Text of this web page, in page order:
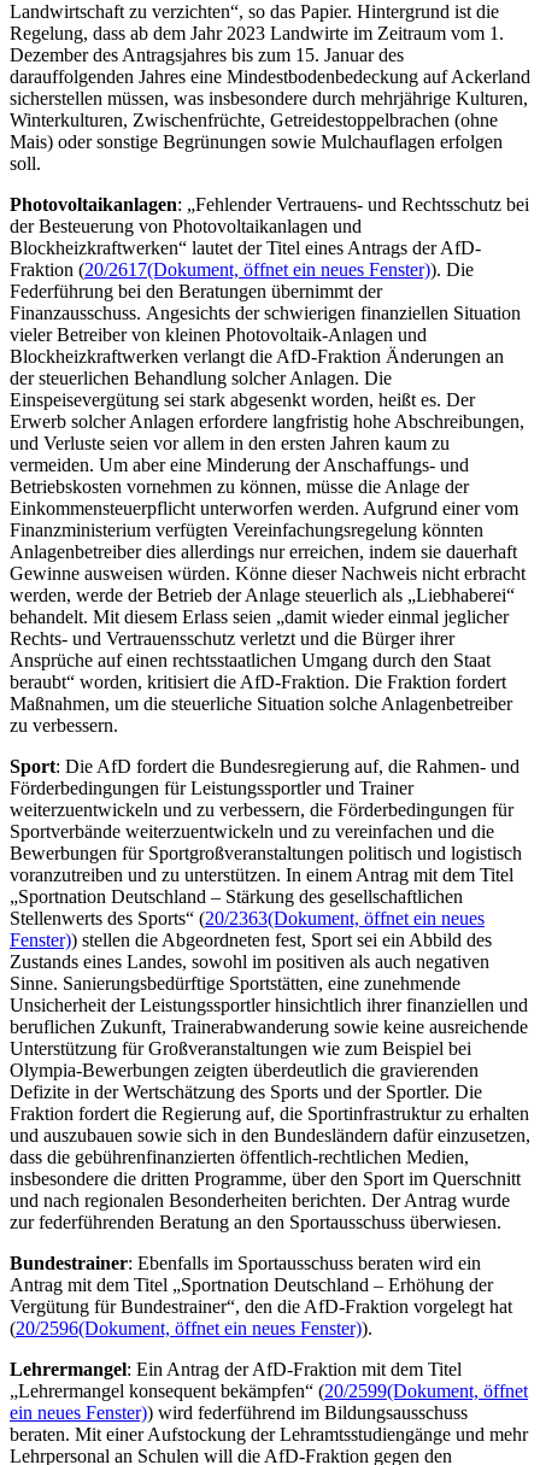
Landwirtschaft zu verzichten“, so das Papier. Hintergrund ist die
Regelung, dass ab dem Jahr 2023 Landwirte im Zeitraum vom 1.
Dezember des Antragsjahres bis zum 15. Januar des
darauffolgenden Jahres eine Mindestbodenbedeckung auf Ackerland
sicherstellen müssen, was insbesondere durch mehrjährige Kulturen,
Winterkulturen, Zwischenfrüchte, Getreidestoppelbrachen (ohne
Mais) oder sonstige Begrünungen sowie Mulchauflagen erfolgen
soll.
Photovoltaikanlagen: „Fehlender Vertrauens- und Rechtsschutz bei
der Besteuerung von Photovoltaikanlagen und
Blockheizkraftwerken“ lautet der Titel eines Antrags der AfD-
Fraktion (20/2617(Dokument, öffnet ein neues Fenster)). Die
Federführung bei den Beratungen übernimmt der
Finanzausschuss. Angesichts der schwierigen finanziellen Situation
vieler Betreiber von kleinen Photovoltaik-Anlagen und
Blockheizkraftwerken verlangt die AfD-Fraktion Änderungen an
der steuerlichen Behandlung solcher Anlagen. Die
Einspeisevergütung sei stark abgesenkt worden, heißt es. Der
Erwerb solcher Anlagen erfordere langfristig hohe Abschreibungen,
und Verluste seien vor allem in den ersten Jahren kaum zu
vermeiden. Um aber eine Minderung der Anschaffungs- und
Betriebskosten vornehmen zu können, müsse die Anlage der
Einkommensteuerpflicht unterworfen werden. Aufgrund einer vom
Finanzministerium verfügten Vereinfachungsregelung könnten
Anlagenbetreiber dies allerdings nur erreichen, indem sie dauerhaft
Gewinne ausweisen würden. Könne dieser Nachweis nicht erbracht
werden, werde der Betrieb der Anlage steuerlich als „Liebhaberei“
behandelt. Mit diesem Erlass seien „damit wieder einmal jeglicher
Rechts- und Vertrauensschutz verletzt und die Bürger ihrer
Ansprüche auf einen rechtsstaatlichen Umgang durch den Staat
beraubt“ worden, kritisiert die AfD-Fraktion. Die Fraktion fordert
Maßnahmen, um die steuerliche Situation solche Anlagenbetreiber
zu verbessern.
Sport: Die AfD fordert die Bundesregierung auf, die Rahmen- und
Förderbedingungen für Leistungssportler und Trainer
weiterzuentwickeln und zu verbessern, die Förderbedingungen für
Sportverbände weiterzuentwickeln und zu vereinfachen und die
Bewerbungen für Sportgroßveranstaltungen politisch und logistisch
voranzutreiben und zu unterstützen. In einem Antrag mit dem Titel
„Sportnation Deutschland – Stärkung des gesellschaftlichen
Stellenwerts des Sports“ (20/2363(Dokument, öffnet ein neues
Fenster)) stellen die Abgeordneten fest, Sport sei ein Abbild des
Zustands eines Landes, sowohl im positiven als auch negativen
Sinne. Sanierungsbedürftige Sportstätten, eine zunehmende
Unsicherheit der Leistungssportler hinsichtlich ihrer finanziellen und
beruflichen Zukunft, Trainerabwanderung sowie keine ausreichende
Unterstützung für Großveranstaltungen wie zum Beispiel bei
Olympia-Bewerbungen zeigten überdeutlich die gravierenden
Defizite in der Wertschätzung des Sports und der Sportler. Die
Fraktion fordert die Regierung auf, die Sportinfrastruktur zu erhalten
und auszubauen sowie sich in den Bundesländern dafür einzusetzen,
dass die gebührenfinanzierten öffentlich-rechtlichen Medien,
insbesondere die dritten Programme, über den Sport im Querschnitt
und nach regionalen Besonderheiten berichten. Der Antrag wurde
zur federführenden Beratung an den Sportausschuss überwiesen.
Bundestrainer: Ebenfalls im Sportausschuss beraten wird ein
Antrag mit dem Titel „Sportnation Deutschland – Erhöhung der
Vergütung für Bundestrainer“, den die AfD-Fraktion vorgelegt hat
(20/2596(Dokument, öffnet ein neues Fenster)).
Lehrermangel: Ein Antrag der AfD-Fraktion mit dem Titel
„Lehrermangel konsequent bekämpfen“ (20/2599(Dokument, öffnet
ein neues Fenster)) wird federführend im Bildungsausschuss
beraten. Mit einer Aufstockung der Lehramtsstudiengänge und mehr
Lehrpersonal an Schulen will die AfD-Fraktion gegen den